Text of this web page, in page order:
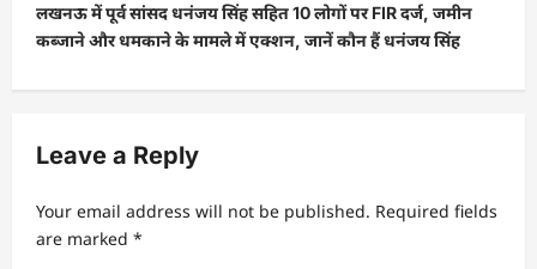
लखनऊ में पूर्व सांसद धनंजय सिंह सहित 10 लोगों पर FIR दर्ज, जमीन
कब्जाने और धमकाने के मामले में एक्शन, जानें कौन हैं धनंजय सिंह
Leave a Reply
Your email address will not be published. Required fields
are marked *